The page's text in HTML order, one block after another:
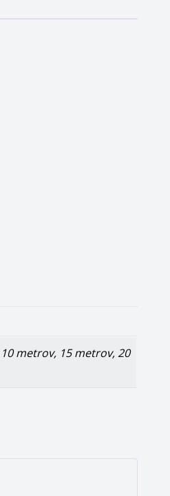
10 metrov, 15 metrov, 20